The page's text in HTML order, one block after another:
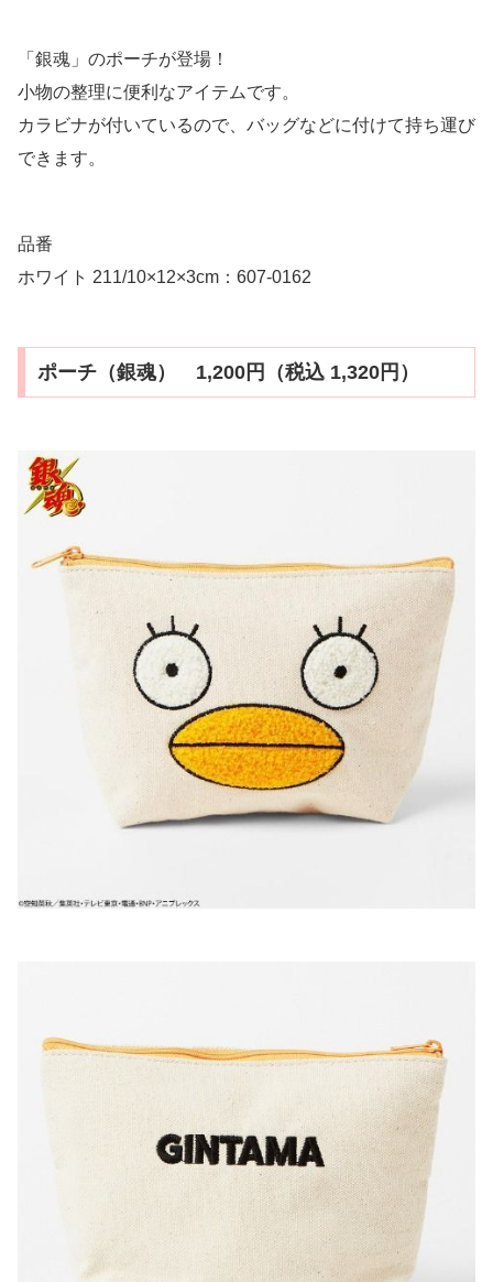
「銀魂」のポーチが登場！
小物の整理に便利なアイテムです。
カラビナが付いているので、バッグなどに付けて持ち運び
できます。
品番
ホワイト 211/10×12×3cm：607-0162
ポーチ（銀魂） 1,200円（税込 1,320円）